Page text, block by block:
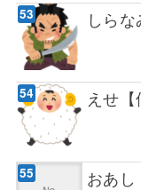
しら
えせ
おあ